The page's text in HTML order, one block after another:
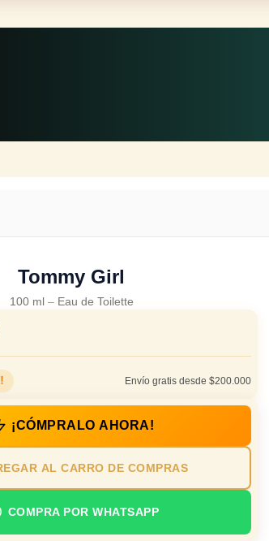
Tommy Girl
100 ml – Eau de Toilette
Envío gratis desde $200.000
¡CÓMPRALO AHORA!
AL CARRO DE COMPRAS
COMPRA POR WHATSAPP